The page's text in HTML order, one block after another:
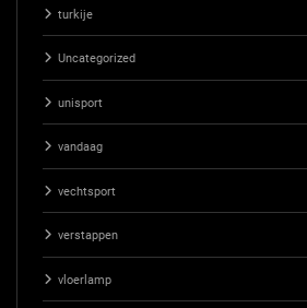
turkije
Uncategorized
unisport
vandaag
vechtsport
verstappen
vloerlamp